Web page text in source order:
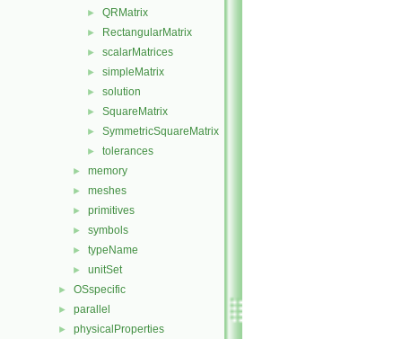
► QRMatrix
► RectangularMatrix
► scalarMatrices
► simpleMatrix
► solution
► SquareMatrix
► SymmetricSquareMatrix
► tolerances
► memory
► meshes
► primitives
► symbols
► typeName
► unitSet
► OSspecific
► parallel
► physicalProperties